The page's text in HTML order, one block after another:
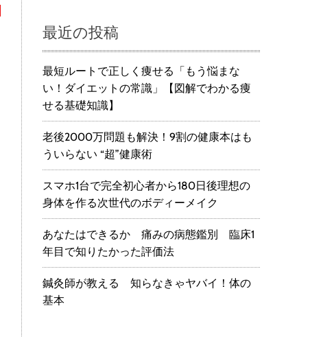
最近の投稿
最短ルートで正しく痩せる「もう悩まな
い！ダイエットの常識」【図解でわかる痩
せる基礎知識】
老後2000万問題も解決！9割の健康本はも
ういらない “超”健康術
スマホ1台で完全初心者から180日後理想の
身体を作る次世代のボディーメイク
あなたはできるか 痛みの病態鑑別 臨床1
年目で知りたかった評価法
鍼灸師が教える 知らなきゃヤバイ！体の
基本